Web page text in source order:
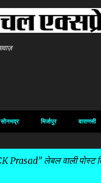
सीधे मुख्य सामग्री पर जाएं
सोनभद्र मिर्जापुर वाराणसी
Prasad लेबल वाली पोस्ट